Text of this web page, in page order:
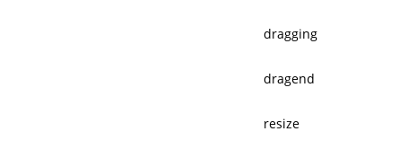
dragging
dragend
resize